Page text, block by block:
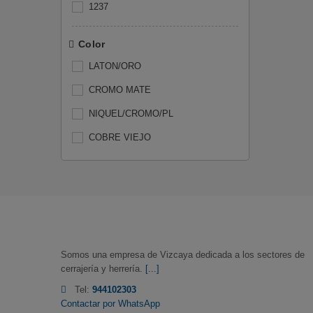
1237
Color
LATON/ORO
CROMO MATE
NIQUEL/CROMO/PL
COBRE VIEJO
Somos una empresa de Vizcaya dedicada a los sectores de
cerrajería y herrería. [...]
Tel: 944102303
Contactar por WhatsApp